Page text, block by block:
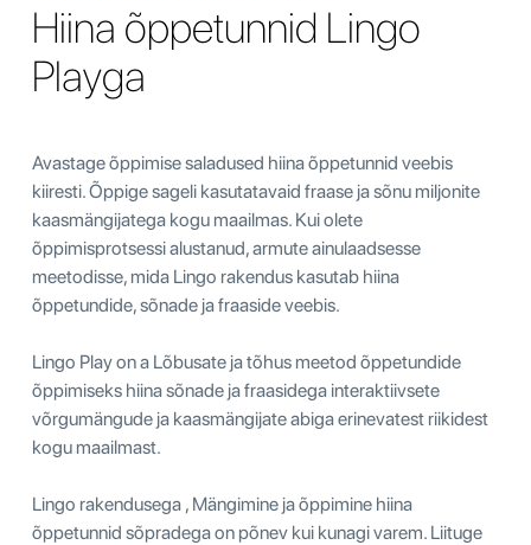
Hiina õppetunnid Lingo
Playga
Avastage õppimise saladused hiina õppetunnid veebis
kiiresti. Õppige sageli kasutatavaid fraase ja sõnu miljonite
kaasmängijatega kogu maailmas. Kui olete
õppimisprotsessi alustanud, armute ainulaadsesse
meetodisse, mida Lingo rakendus kasutab hiina
õppetundide, sõnade ja fraaside veebis.
Lingo Play on a Lõbusate ja tõhus meetod õppetundide
õppimiseks hiina sõnade ja fraasidega interaktiivsete
võrgumängude ja kaasmängijate abiga erinevatest riikidest
kogu maailmast.
Lingo rakendusega , Mängimine ja õppimine hiina
õppetunnid sõpradega on põnev kui kunagi varem. Liituge